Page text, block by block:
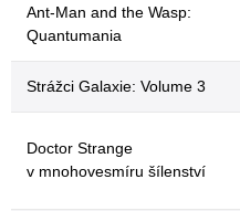
Ant-Man and the Wasp:
Quantumania
Strážci Galaxie: Volume 3
Doctor Strange
v mnohovesmíru šílenství